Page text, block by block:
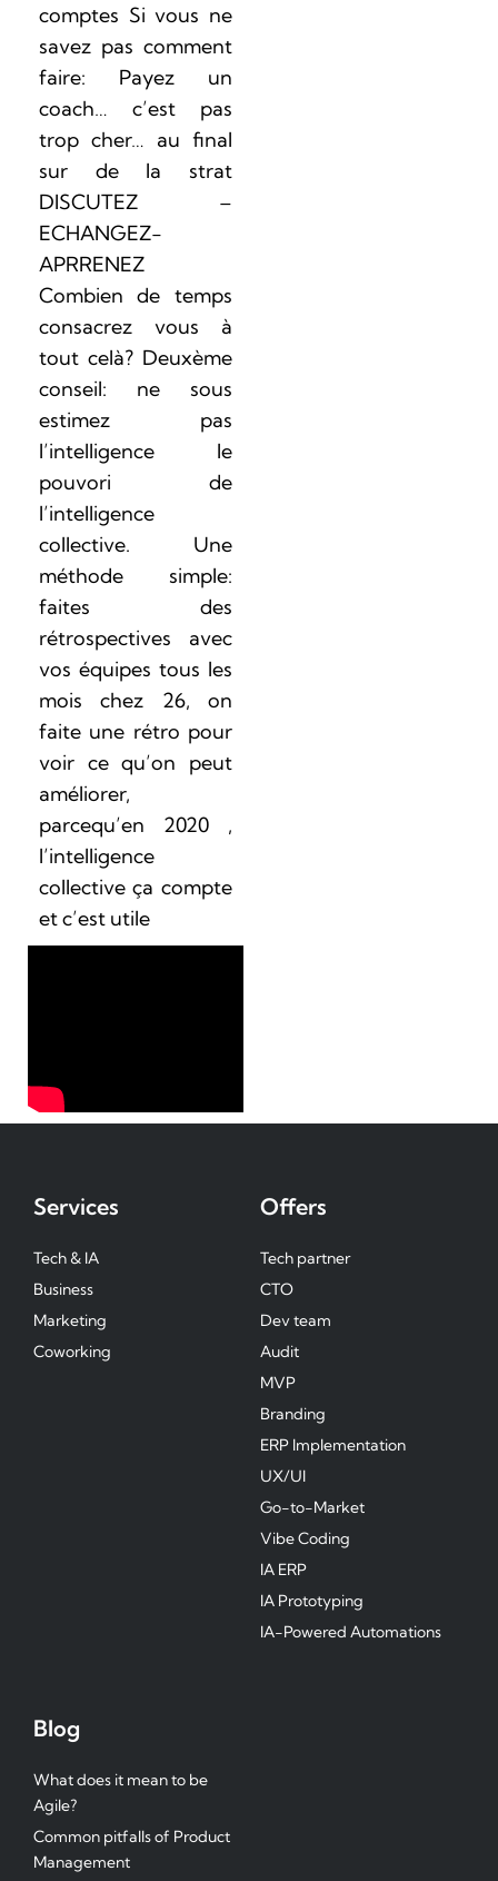
comptes Si vous ne
savez pas comment
faire: Payez un
coach… c’est pas
trop cher… au final
sur de la strat
DISCUTEZ –
ECHANGEZ-
APRRENEZ
Combien de temps
consacrez vous à
tout celà? Deuxème
conseil: ne sous
estimez pas
l’intelligence le
pouvori de
l’intelligence
collective. Une
méthode simple:
faites des
rétrospectives avec
vos équipes tous les
mois chez 26, on
faite une rétro pour
voir ce qu’on peut
améliorer,
parcequ’en 2020 ,
l’intelligence
collective ça compte
et c’est utile
Services
Tech & IA
Business
Marketing
Coworking
Offers
Tech partner
CTO
Dev team
Audit
MVP
Branding
ERP Implementation
UX/UI
Go-to-Market
Vibe Coding
IA ERP
IA Prototyping
IA-Powered Automations
Blog
What does it mean to be
Agile?
Common pitfalls of Product
Management